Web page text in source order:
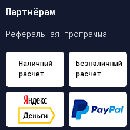
Партнёрам
Реферальная программа